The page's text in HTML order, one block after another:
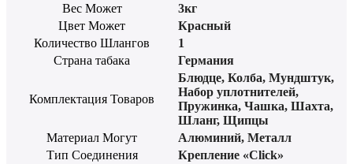
Вес Может
3кг
Цвет Может
Красный
Количество Шлангов
1
Страна табака
Германия
Комплектация Товаров
Блюдце, Колба, Мундштук,
Набор уплотнителей,
Пружинка, Чашка, Шахта,
Шланг, Щипцы
Материал Могут
Алюминий, Металл
Тип Соединения
Крепление «Click»